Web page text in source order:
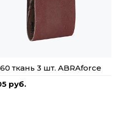
ткань 3 шт. ABRAforce
руб.